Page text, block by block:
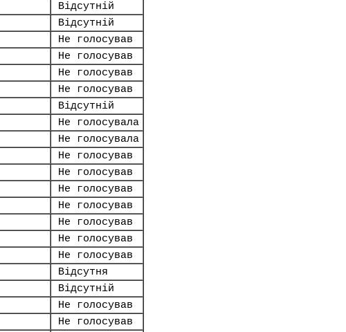
Відсутній
Відсутній
Не голосував
Не голосував
Не голосував
Не голосував
Відсутній
Не голосувала
Не голосувала
Не голосував
Не голосував
Не голосував
Не голосував
Не голосував
Не голосував
Не голосував
Відсутня
Відсутній
Не голосував
Не голосував